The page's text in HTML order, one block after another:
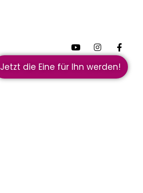
Jetzt die Eine für Ihn werden!